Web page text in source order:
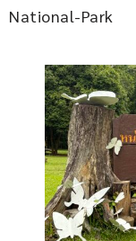
National-Park